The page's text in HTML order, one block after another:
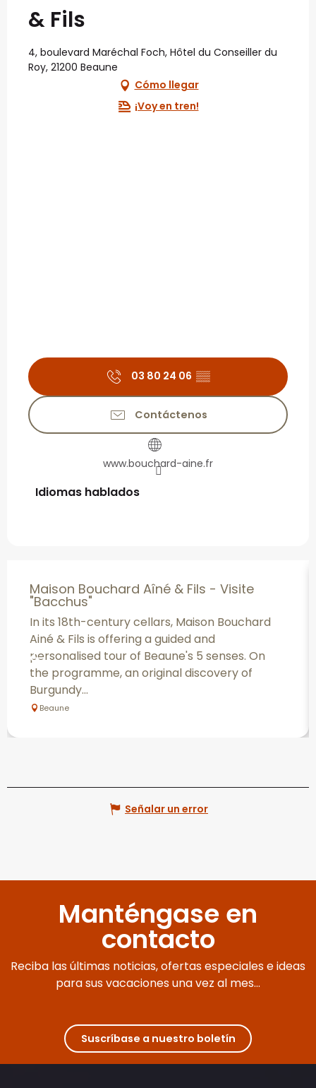
& Fils
4, boulevard Maréchal Foch, Hôtel du Conseiller du
Roy, 21200 Beaune
Cómo llegar
¡Voy en tren!
03 80 24 06 ▒▒
Contáctenos
www.bouchard-aine.fr
Idiomas hablados
Idiomas hablados
Maison Bouchard Aîné & Fils - Visite
"Bacchus"
In its 18th-century cellars, Maison Bouchard
Ainé & Fils is offering a guided and
personalised tour of Beaune's 5 senses. On
the programme, an original discovery of
Burgundy...
Beaune
Señalar un error
Manténgase en
contacto
Reciba las últimas noticias, ofertas especiales e ideas
para sus vacaciones una vez al mes...
Suscríbase a nuestro boletín